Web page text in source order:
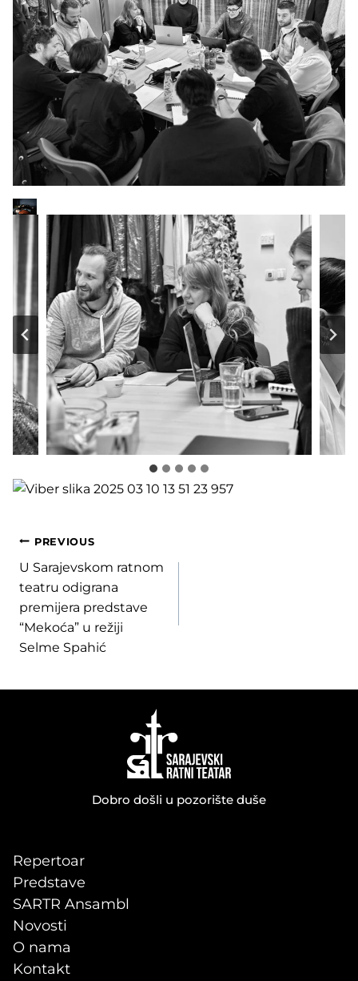
Post
navigation
PREVIOUS
U Sarajevskom ratnom
teatru odigrana
premijera predstave
“Mekoća” u režiji
Selme Spahić
Dobro došli u pozorište duše
Repertoar
Predstave
SARTR Ansambl
Novosti
O nama
Kontakt